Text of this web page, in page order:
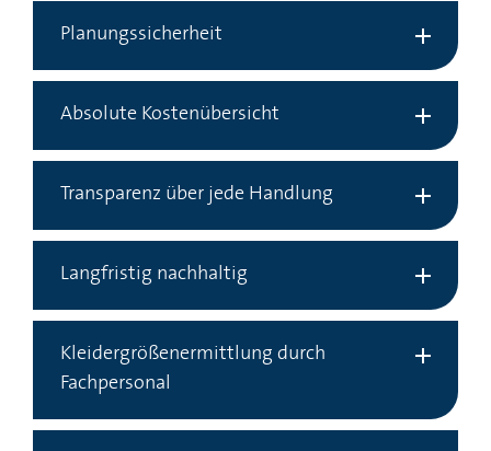
Planungssicherheit
Absolute Kostenübersicht
Transparenz über jede Handlung
Langfristig nachhaltig
Kleidergrößenermittlung durch
Fachpersonal